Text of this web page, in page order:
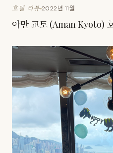
호텔 리뷰 2022년 11월
아만 교토 (Aman Kyoto)